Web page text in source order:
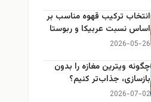
انتخاب ترکیب قهوه مناسب بر
اساس نسبت عربیکا و ربوستا
2026-05-26
چگونه ویترین مغازه را بدون
بازسازی، جذاب‌تر کنیم؟
2026-07-02